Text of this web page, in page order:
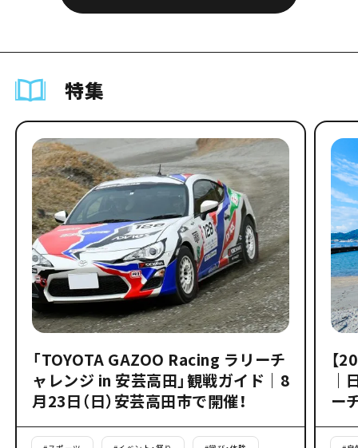
特集
「TOYOTA GAZOO Racing ラリーチ
ャレンジ in 安芸高田」観戦ガイド｜8
月23日（日）安芸高田市で開催！
【
｜
ー